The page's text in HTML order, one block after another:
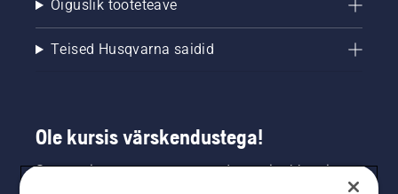
Õiguslik tooteteave
Teised Husqvarna saidid
Ole kursis värskendustega!
Saa uusimat teavet uute toodete, eripakkumiste